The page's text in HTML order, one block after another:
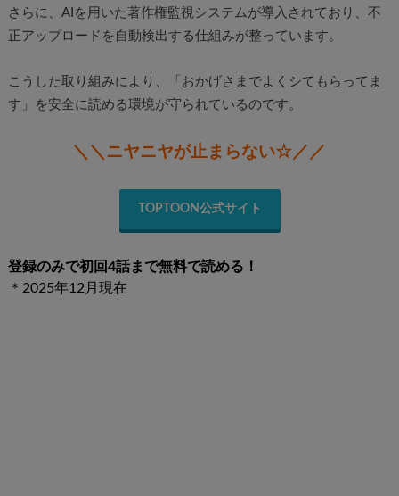
さらに、AIを用いた著作権監視システムが導入されており、不
正アップロードを自動検出する仕組みが整っています。
こうした取り組みにより、「おかげさまでよくシてもらってま
す」を安全に読める環境が守られているのです。
＼＼ニヤニヤが止まらない☆／／
TOPTOON公式サイト
登録のみで初回4話まで無料で読める！
＊2025年12月現在